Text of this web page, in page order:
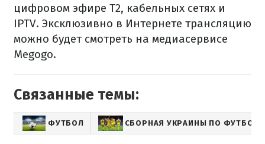
цифровом эфире T2, кабельных сетях и
IPTV. Эксклюзивно в Интернете трансляцию
можно будет смотреть на медиасервисе
Megogo.
Связанные темы:
ФУТБОЛ СБОРНАЯ УКРАИНЫ ПО ФУТБОЛУ